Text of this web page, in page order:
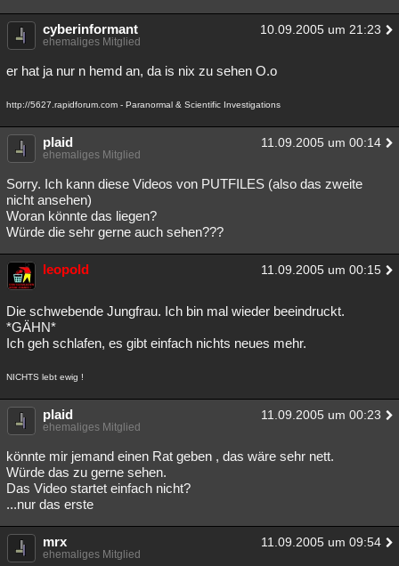
cyberinformant 10.09.2005 um 21:23
ehemaliges Mitglied
er hat ja nur n hemd an, da is nix zu sehen O.o
http://5627.rapidforum.com - Paranormal & Scientific Investigations
plaid 11.09.2005 um 00:14
ehemaliges Mitglied
Sorry. Ich kann diese Videos von PUTFILES (also das zweite
nicht ansehen)
Woran könnte das liegen?
Würde die sehr gerne auch sehen???
leopold 11.09.2005 um 00:15
Die schwebende Jungfrau. Ich bin mal wieder beeindruckt.
*GÄHN*
Ich geh schlafen, es gibt einfach nichts neues mehr.
NICHTS lebt ewig !
plaid 11.09.2005 um 00:23
ehemaliges Mitglied
könnte mir jemand einen Rat geben , das wäre sehr nett.
Würde das zu gerne sehen.
Das Video startet einfach nicht?
...nur das erste
mrx 11.09.2005 um 09:54
ehemaliges Mitglied